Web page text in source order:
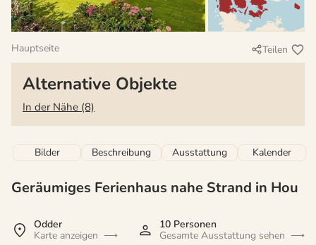
Hauptseite Teilen
Alternative Objekte
In der Nähe (8)
Bilder Beschreibung Ausstattung Kalender
Geräumiges Ferienhaus nahe Strand in Hou
Odder
Karte anzeigen
10 Personen
Gesamte Ausstattung sehen